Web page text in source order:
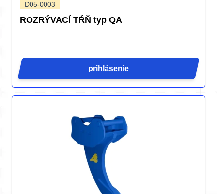
D05-0003
ROZRÝVACÍ TŔŇ typ QA
prihlásenie